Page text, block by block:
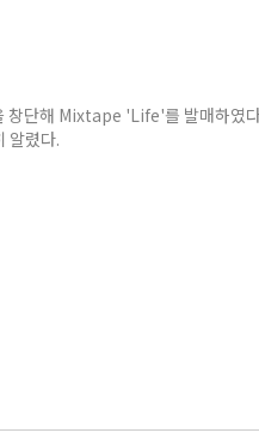
단해 Mixtape 'Life'를 발매하
알렸다.